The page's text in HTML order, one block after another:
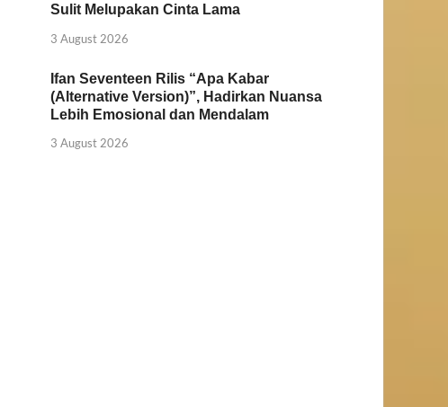
Sulit Melupakan Cinta Lama
3 August 2026
Ifan Seventeen Rilis “Apa Kabar
(Alternative Version)”, Hadirkan Nuansa
Lebih Emosional dan Mendalam
3 August 2026